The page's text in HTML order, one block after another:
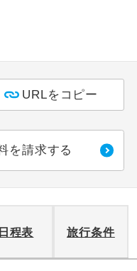
URLをコピー
を請求する
日程表 旅行条件